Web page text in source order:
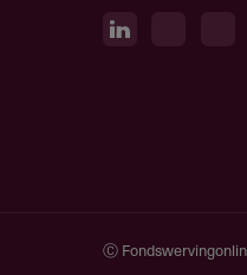
Ⓒ